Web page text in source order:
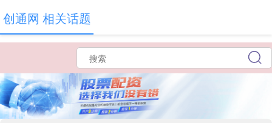
创通网 相关话题